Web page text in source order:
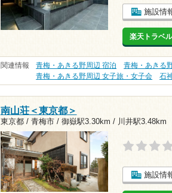
施設情
楽天トラベ
関連情報 青梅・あきる野周辺 宿泊 青梅・あきる
青梅・あきる野周辺 女子旅・女子会
石
南山荘＜東京都＞
東京都 / 青梅市 / 御嶽駅3.30km / 川井駅3.48km
施設情